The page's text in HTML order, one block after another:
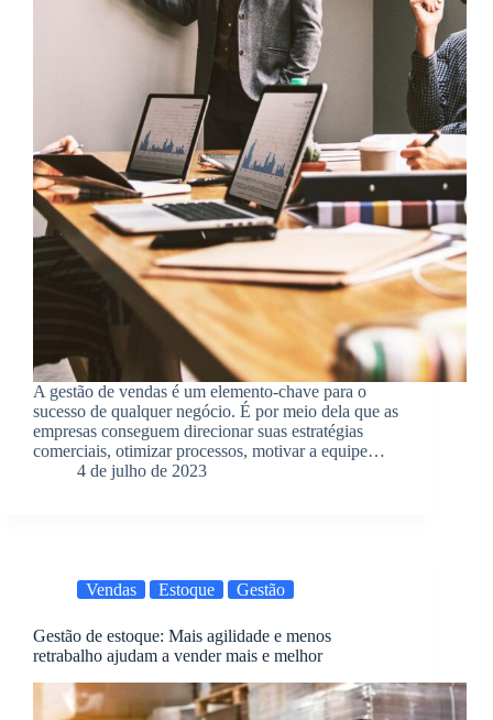
A gestão de vendas é um elemento-chave para o
sucesso de qualquer negócio. É por meio dela que as
empresas conseguem direcionar suas estratégias
comerciais, otimizar processos, motivar a equipe…
4 de julho de 2023
Vendas Estoque Gestão
Gestão de estoque: Mais agilidade e menos
retrabalho ajudam a vender mais e melhor